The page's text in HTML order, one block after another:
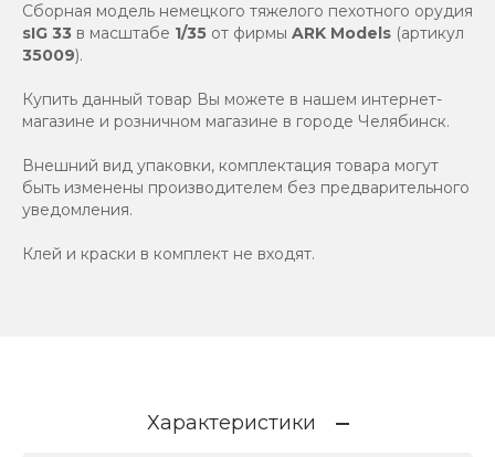
Сборная модель немецкого тяжелого пехотного орудия
sIG 33 в масштабе 1/35 от фирмы ARK Models (артикул
35009).
Купить данный товар Вы можете в нашем интернет-
магазине и розничном магазине в городе Челябинск.
Внешний вид упаковки, комплектация товара могут
быть изменены производителем без предварительного
уведомления.
Клей и краски в комплект не входят.
Характеристики